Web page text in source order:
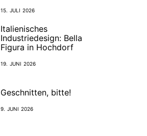
15. JULI 2026
Italienisches
Industriedesign: Bella
Figura in Hochdorf
19. JUNI 2026
Geschnitten, bitte!
9. JUNI 2026